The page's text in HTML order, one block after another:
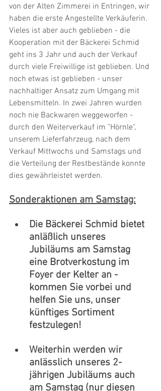
von der Alten Zimmerei in Entringen, wir
haben die erste Angestellte Verkäuferin.
Vieles ist aber auch geblieben - die
Kooperation mit der Bäckerei Schmid
geht ins 3 Jahr und auch der Verkauf
durch viele Freiwillige ist geblieben. Und
noch etwas ist geblieben - unser
nachhaltiger Ansatz zum Umgang mit
Lebensmitteln. In zwei Jahren wurden
noch nie Backwaren weggeworfen -
durch den Weiterverkauf im "Hörnle",
unserem Lieferfahrzeug, nach dem
Verkauf Mittwochs und Samstags und
die Verteilung der Restbestände konnte
dies gewährleistet werden.
Sonderaktionen am Samstag:
Die Bäckerei Schmid bietet
anläßlich unseres
Jubiläums am Samstag
eine Brotverkostung im
Foyer der Kelter an -
kommen Sie vorbei und
helfen Sie uns, unser
künftiges Sortiment
festzulegen!
Weiterhin werden wir
anlässlich unseres 2-
jährigen Jubiläums auch
am Samstag (nur diesen